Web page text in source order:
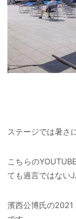
ステージでは暑さ
こちらの
ても過言ではない
濱西公博氏の2021